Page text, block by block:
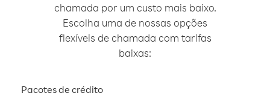
chamada por um custo mais baixo.
Escolha uma de nossas opções
flexíveis de chamada com tarifas
baixas:
Pacotes de crédito